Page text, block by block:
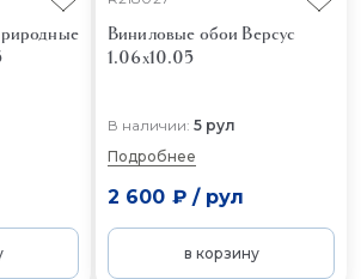
Виниловые обои Версус
1.06x10.05
В наличии: 5 рул
Подробнее
2 600 ₽/ рул
в корзину